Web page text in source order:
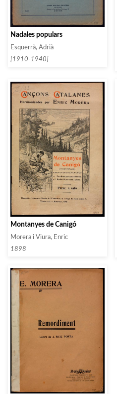
Nadales populars
Esquerrà, Adrià
[1910-1940]
Montanyes de Canigó
Morera i Viura, Enric
1898